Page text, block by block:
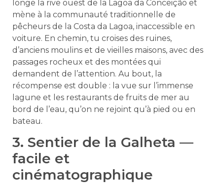
longe la rive ouest de la Lagoa da Conceição et
mène à la communauté traditionnelle de
pêcheurs de la Costa da Lagoa, inaccessible en
voiture. En chemin, tu croises des ruines,
d’anciens moulins et de vieilles maisons, avec des
passages rocheux et des montées qui
demandent de l’attention. Au bout, la
récompense est double : la vue sur l’immense
lagune et les restaurants de fruits de mer au
bord de l’eau, qu’on ne rejoint qu’à pied ou en
bateau.
3. Sentier de la Galheta —
facile et
cinématographique